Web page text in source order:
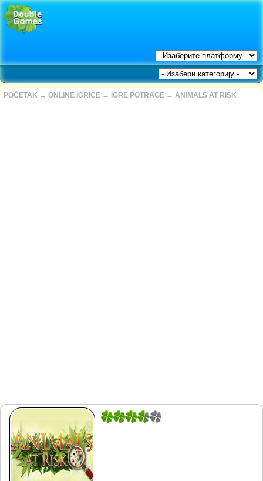
POČETAK → ONLINE IGRICE → IGRE POTRAGE → ANIMALS AT RISK
5